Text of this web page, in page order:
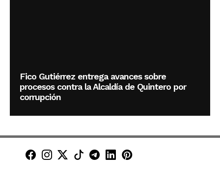
Fico Gutiérrez entrega avances sobre
procesos contra la Alcaldía de Quintero por
corrupción
Minuto30 en Facebook
Minuto30 en Instagram
Minuto30 en X (Twitter)
Minuto30 en TikTok
Canal de Minuto30 en
Minuto30 en LinkedIn
Minuto30 en